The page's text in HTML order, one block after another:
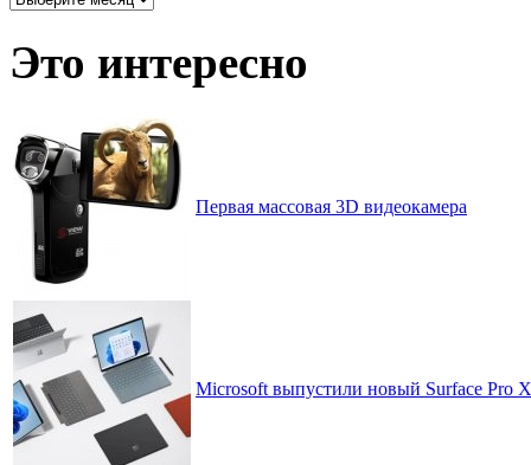
месяцам
Это интересно
Первая массовая 3D видеокамера
Microsoft выпустили новый Surface Pro